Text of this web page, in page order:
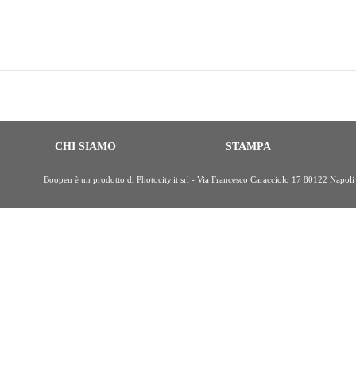
CHI SIAMO STAMPA
Boopen è un prodotto di Photocity.it srl - Via Francesco Caracciolo 17 80122